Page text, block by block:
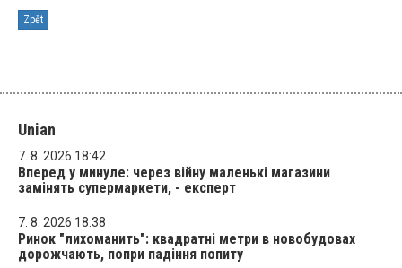
Zpět
Unian
7. 8. 2026 18:42
Вперед у минуле: через війну маленькі магазини
замінять супермаркети, - експерт
7. 8. 2026 18:38
Ринок "лихоманить": квадратні метри в новобудовах
дорожчають, попри падіння попиту